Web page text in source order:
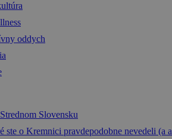
oddych
Slovensku
ste o Kremnici pravdepodobne nevedeli (a